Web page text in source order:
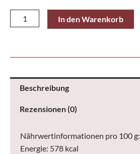
Tafel
Kids
100
In den Warenkorb
Beschreibung
Rezensionen (0)
Nährwertinformationen pro 100 g:
Energie: 578 kcal